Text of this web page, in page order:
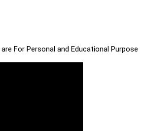
For Personal and Educational Purpose